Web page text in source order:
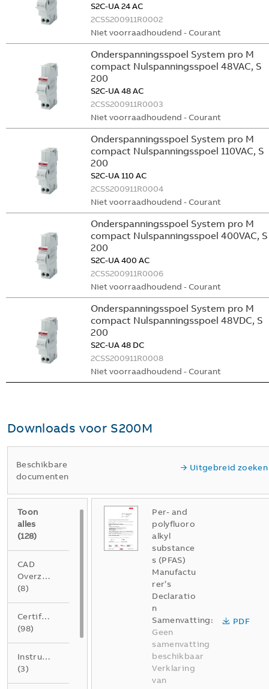
S2C-UA 24 AC
2CSS200911R0002
Niet voorraadhoudend - Courant
Onderspanningsspoel System pro M
compact Nulspanningsspoel 48VAC, S
200
S2C-UA 48 AC
2CSS200911R0003
Niet voorraadhoudend - Courant
Onderspanningsspoel System pro M
compact Nulspanningsspoel 110VAC, S
200
S2C-UA 110 AC
2CSS200911R0004
Niet voorraadhoudend - Courant
Onderspanningsspoel System pro M
compact Nulspanningsspoel 400VAC, S
200
S2C-UA 400 AC
2CSS200911R0006
Niet voorraadhoudend - Courant
Onderspanningsspoel System pro M
compact Nulspanningsspoel 48VDC, S
200
S2C-UA 48 DC
2CSS200911R0008
Niet voorraadhoudend - Courant
Downloads voor S200M
Beschikbare
documenten
Uitgebreid zoeken
Toon
alles
(128)
CAD
Overzichtstekening
(8)
Certificaat
(98)
Instructie
(3)
Per- and
polyfluoro
alkyl
substance
s (PFAS)
Manufactu
rer’s
Declaratio
n
Samenvatting:
Geen
samenvatting
beschikbaar
Verklaring
van
PDF